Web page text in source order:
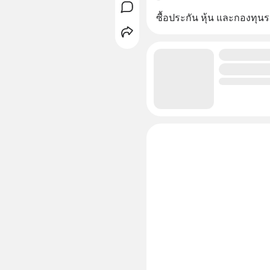
ซื้อประกัน หุ้น และกองทุน